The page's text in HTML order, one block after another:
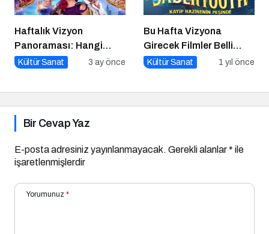
Haftalık Vizyon
Panoraması: Hangi
Filmi İzlemeli?
Kültür Sanat 3 ay önce
Bu Hafta Vizyona
Girecek Filmler Belli
Oldu: Sinema Keyfi
Kültür Sanat 1 yıl önce
Bir Cevap Yaz
E-posta adresiniz yayınlanmayacak. Gerekli alanlar* ile
işaretlenmişlerdir
Yorumunuz *